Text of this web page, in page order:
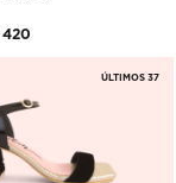
ÚLTIMOS 37